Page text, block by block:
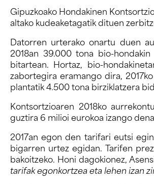
Gipuzkoako Hondakinen
altako kudeaketagatik dituen
Datorren urterako onartu duen
2018an 39.000 tona bio-
bitartean. Hortaz, bio-
zabortegira eramango dira,
plantatik 4.500 tona birziklatzera
Kontsortzioaren 2018ko
guztira 6 milioi eurokoa izango
2017an egon den tarifari eutsi
bigarren urtez egidan. Tarifen
bakoitzeko. Honi dagokionez,
tarifak egonkortzea eta lehen izan